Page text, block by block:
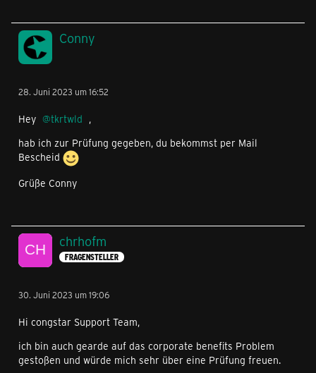
Conny
28. Juni 2023 um 16:52
Hey tkrtwld ,
hab ich zur Prüfung gegeben, du bekommst per Mail
Bescheid
Grüße Conny
chrhofm
FRAGENSTELLER
30. Juni 2023 um 19:06
Hi congstar Support Team,
ich bin auch gearde auf das corporate benefits Problem
gestoßen und würde mich sehr über eine Prüfung freuen.